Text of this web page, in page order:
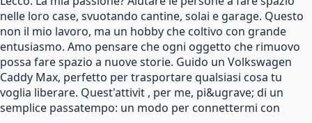
nelle loro case, svuotando cantine, solai e garage. Questo
non il mio lavoro, ma un hobby che coltivo con grande
entusiasmo. Amo pensare che ogni oggetto che rimuovo
possa fare spazio a nuove storie. Guido un Volkswagen
Caddy Max, perfetto per trasportare qualsiasi cosa tu
voglia liberare. Quest'attivit , per me, pi&ugrave; di un
semplice passatempo: un modo per connettermi con